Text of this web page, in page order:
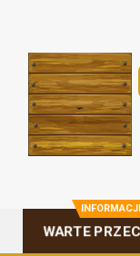
WARTE
Zalety